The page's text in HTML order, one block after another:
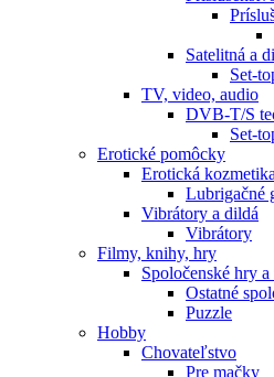
Satelitná a
Set-
TV, video, audio
DVB-T/S
Set-
Erotické pomôcky
Erotická
Lubrigačné
Vibrátory a dildá
Vibrátory
Filmy, knihy, hry
Spoločenské hry a
Ostatné
Puzzle
Hobby
Chovateľstvo
Pre mačky